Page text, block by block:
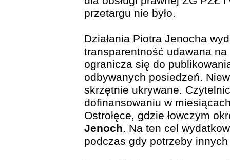
przetargu nie było.
Działania Piotra Jenocha
transparentność udawana
ogranicza się do
odbywanych posiedzeń.
skrzętnie ukrywane.
dofinansowaniu w
Ostrołęce, gdzie łowczym
Jenoch. Na ten cel
podczas gdy potrzeby